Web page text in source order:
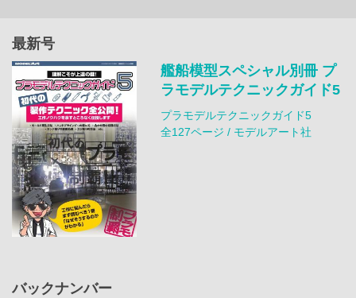
最新号
艦船模型スペシャル別冊 プ
ラモデルテクニックガイド5
プラモデルテクニックガイド5
全127ページ / モデルアート社
バックナンバー